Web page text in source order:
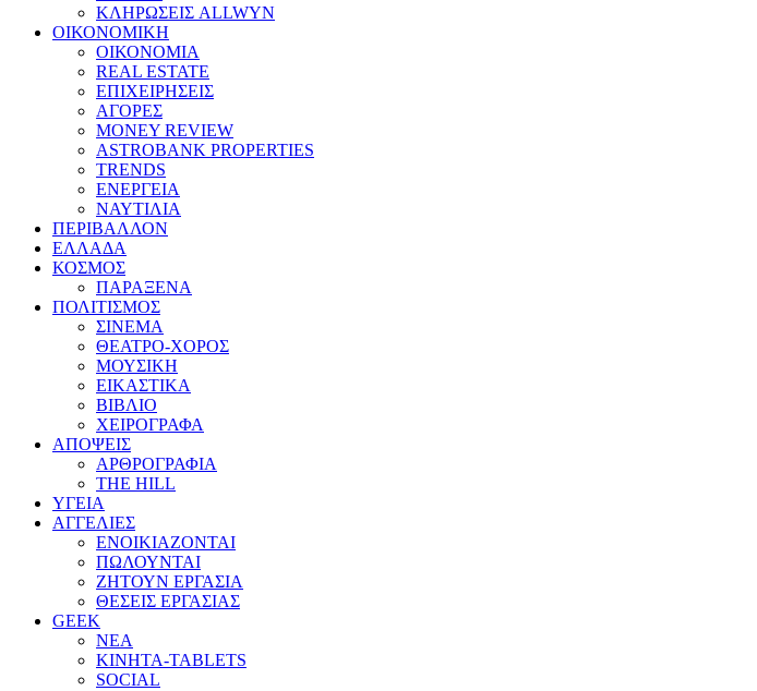
ΚΛΗΡΩΣΕΙΣ ALLWYN
ΟΙΚΟΝΟΜΙΚΗ
ΟΙΚΟΝΟΜΙΑ
REAL ESTATE
ΕΠΙΧΕΙΡΗΣΕΙΣ
ΑΓΟΡΕΣ
MONEY REVIEW
ASTROBANK PROPERTIES
TRENDS
ΕΝΕΡΓΕΙΑ
ΝΑΥΤΙΛΙΑ
ΠΕΡΙΒΑΛΛΟΝ
ΕΛΛΑΔΑ
ΚΟΣΜΟΣ
ΠΑΡΑΞΕΝΑ
ΠΟΛΙΤΙΣΜΟΣ
ΣΙΝΕΜΑ
ΘΕΑΤΡΟ-ΧΟΡΟΣ
ΜΟΥΣΙΚΗ
ΕΙΚΑΣΤΙΚΑ
ΒΙΒΛΙΟ
ΧΕΙΡΟΓΡΑΦΑ
ΑΠΟΨΕΙΣ
ΑΡΘΡΟΓΡΑΦΙΑ
THE HILL
ΥΓΕΙΑ
ΑΓΓΕΛΙΕΣ
ΕΝΟΙΚΙΑΖΟΝΤΑΙ
ΠΩΛΟΥΝΤΑΙ
ΖΗΤΟΥΝ ΕΡΓΑΣΙΑ
ΘΕΣΕΙΣ ΕΡΓΑΣΙΑΣ
GEEK
ΝΕΑ
ΚΙΝΗΤΑ-TABLETS
SOCIAL